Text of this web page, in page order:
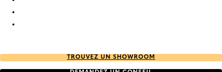
TROUVEZ UN SHOWROOM